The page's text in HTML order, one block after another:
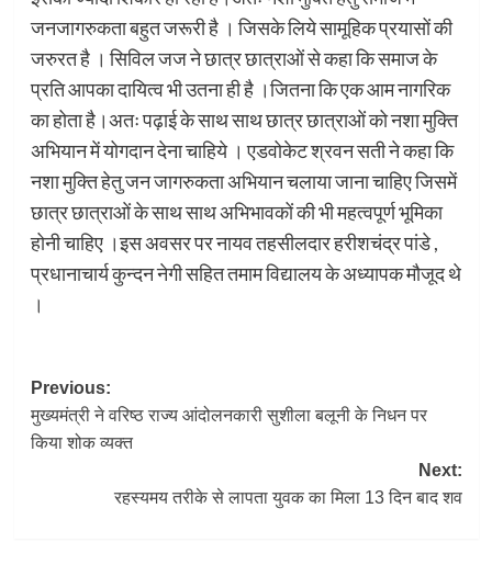
जनजागरुकता बहुत जरूरी है । जिसके लिये सामूहिक प्रयासों की
जरुरत है । सिविल जज ने छात्र छात्राओं से कहा कि समाज के
प्रति आपका दायित्व भी उतना ही है ।जितना कि एक आम नागरिक
का होता है।अतः पढ़ाई के साथ साथ छात्र छात्राओं को नशा मुक्ति
अभियान में योगदान देना चाहिये । एडवोकेट श्रवन सती ने कहा कि
नशा मुक्ति हेतु जन जागरुकता अभियान चलाया जाना चाहिए जिसमें
छात्र छात्राओं के साथ साथ अभिभावकों की भी महत्वपूर्ण भूमिका
होनी चाहिए ।इस अवसर पर नायव तहसीलदार हरीशचंद्र पांडे ,
प्रधानाचार्य कुन्दन नेगी सहित तमाम विद्यालय के अध्यापक मौजूद थे
।
Post
navigation
Previous:
मुख्यमंत्री ने वरिष्ठ राज्य आंदोलनकारी सुशीला बलूनी के निधन पर
किया शोक व्यक्त
Next:
रहस्यमय तरीके से लापता युवक का मिला 13 दिन बाद शव